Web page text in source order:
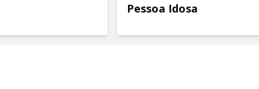
Pessoa Idosa